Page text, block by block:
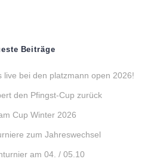
Beiträge
live bei den platzmann open 2026!
den Pfingst-Cup zurück
Cup Winter 2026
zum Jahreswechsel
am 04. / 05.10